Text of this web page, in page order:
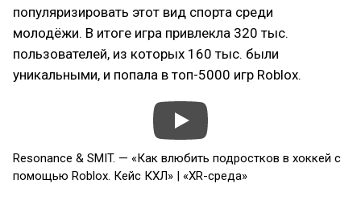
популяризировать этот вид спорта среди
молодёжи. В итоге игра привлекла 320 тыс.
пользователей, из которых 160 тыс. были
уникальными, и попала в топ-5000 игр Roblox.
Resonance & SMIT. — «Как влюбить подростков в хоккей с
помощью Roblox. Кейс КХЛ» | «XR-среда»